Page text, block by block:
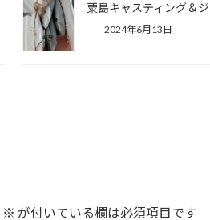
粟島キャスティング＆
2024年6月13日
※ が付いている欄は必須項目です